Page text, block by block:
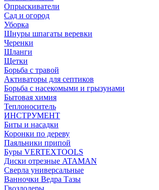
Опрыскиватели
Сад и огород
Уборка
Шнуры шпагаты веревки
Черенки
Шланги
Щетки
Борьба с травой
Активаторы для септиков
Борьба с насекомыми и грызунами
Бытовая химия
Теплоноситель
ИНСТРУМЕНТ
Биты и насадки
Коронки по дереву
Паяльники припой
Буры VERTEXTOOLS
Диски отрезные ATAMAN
Сверла универсальные
Ванночки Ведра Тазы
Гвоздодеры